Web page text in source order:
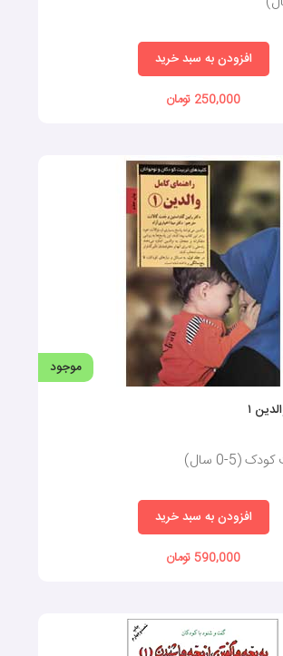
افزودن به سبد خرید
250,000 تومان
موجود
۱
(5-0 سال)
افزودن به سبد خرید
590,000 تومان